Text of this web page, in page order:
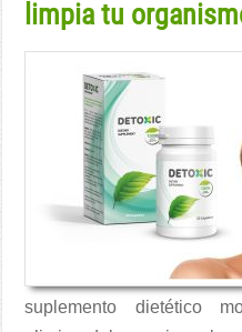
limpia tu
suplemento dietético